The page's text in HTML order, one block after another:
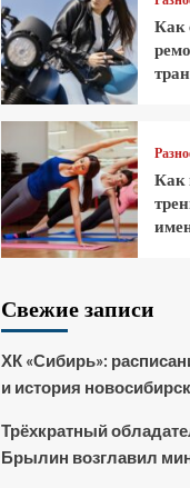
Как
Как
Свежие записи
ХК «Сибирь»:
и история
Трёхкратный
Брылин возглавил